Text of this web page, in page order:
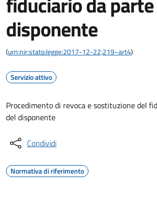
disponente
(urn:nir:stato:legge:2017-12-22;219~art4)
Servizio attivo
Procedimento di revoca e sostituzione del
del disponente
Condividi
Normativa di riferimento